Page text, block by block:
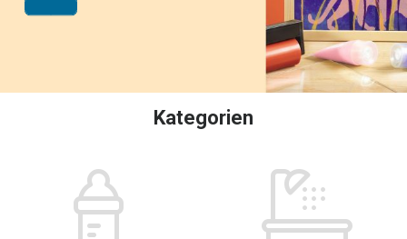
Kategorien